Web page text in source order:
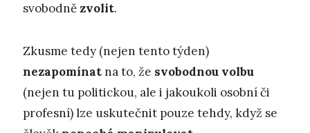
svobodně zvolit.
Zkusme tedy (nejen tento týden)
nezapomínatna to, že svobodnou volbu
(nejen tu politickou, ale i jakoukoli osobní či
profesní) lze uskutečnit pouze tehdy, když se